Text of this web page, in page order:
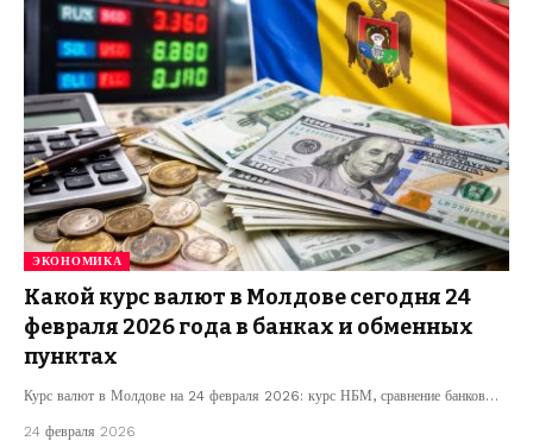
ЭКОНОМИКА
Какой курс валют в Молдове сегодня 24
февраля 2026 года в банках и обменных
пунктах
Курс валют в Молдове на 24 февраля 2026: курс НБМ, сравнение банков…
24 февраля 2026